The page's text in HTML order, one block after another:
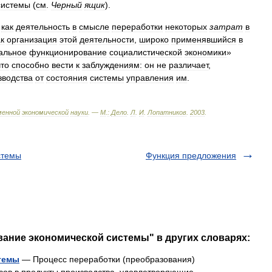
(см Черный ящик).
как деятельность в смысле переработки некоторых затрат в
организация этой деятельности широко применявшийся в
функционирование социалистической экономики»
способно вести к заблуждениям: он не различает,
от состояния системы управления им
экономической науки . — М : Дело Л И Лопатников 2003
Функция предложения
экономической системы" в других словарях:
— Процесс переработки (преобразования)